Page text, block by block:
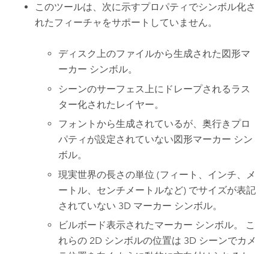
このツールは、次に示すプロパティでシンボル化さ
れたフィーチャをサポートしていません。
ディスク上のファイルから生成された図形マ
ーカー シンボル。
シーンのサーフェス上にドレープされるラス
ター化されたレイヤー。
フォントから生成されているが、奥行きプロ
パティが設定されていない図形マーカー シン
ボル。
現実世界の長さの単位 (フィート、インチ、メ
ートル、センチメートルなど) でサイズが表記
されていない 3D マーカー シンボル。
ビルボード表示されたマーカー シンボル。 こ
れらの 2D シンボルの位置は 3D シーンでカメ